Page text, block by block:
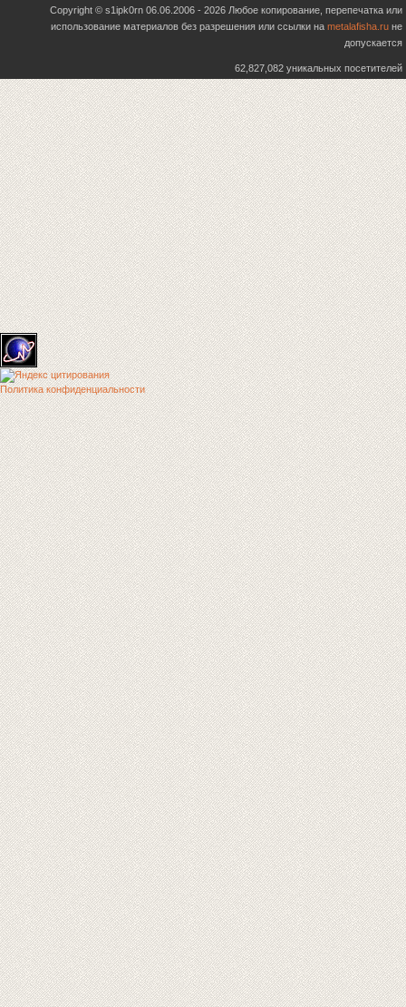
Copyright © s1ipk0rn 06.06.2006 - 2026 Любое копирование, перепечатка или
использование материалов без разрешения или ссылки на metalafisha.ru не
допускается
62,827,082 уникальных посетителей
Политика конфиденциальности